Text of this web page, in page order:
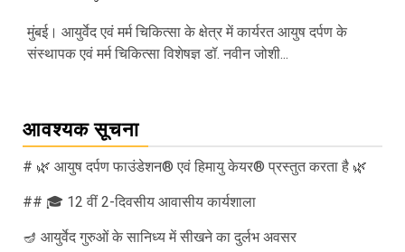
मुंबई। आयुर्वेद एवं मर्म चिकित्सा के क्षेत्र में कार्यरत आयुष दर्पण के
संस्थापक एवं मर्म चिकित्सा विशेषज्ञ डॉ. नवीन जोशी...
आवश्यक सूचना
# 🌿 आयुष दर्पण फाउंडेशन® एवं हिमायु केयर® प्रस्तुत करता है 🌿
## 🎓 12 वीं 2-दिवसीय आवासीय कार्यशाला
🪔 आयुर्वेद गुरुओं के सानिध्य में सीखने का दुर्लभ अवसर